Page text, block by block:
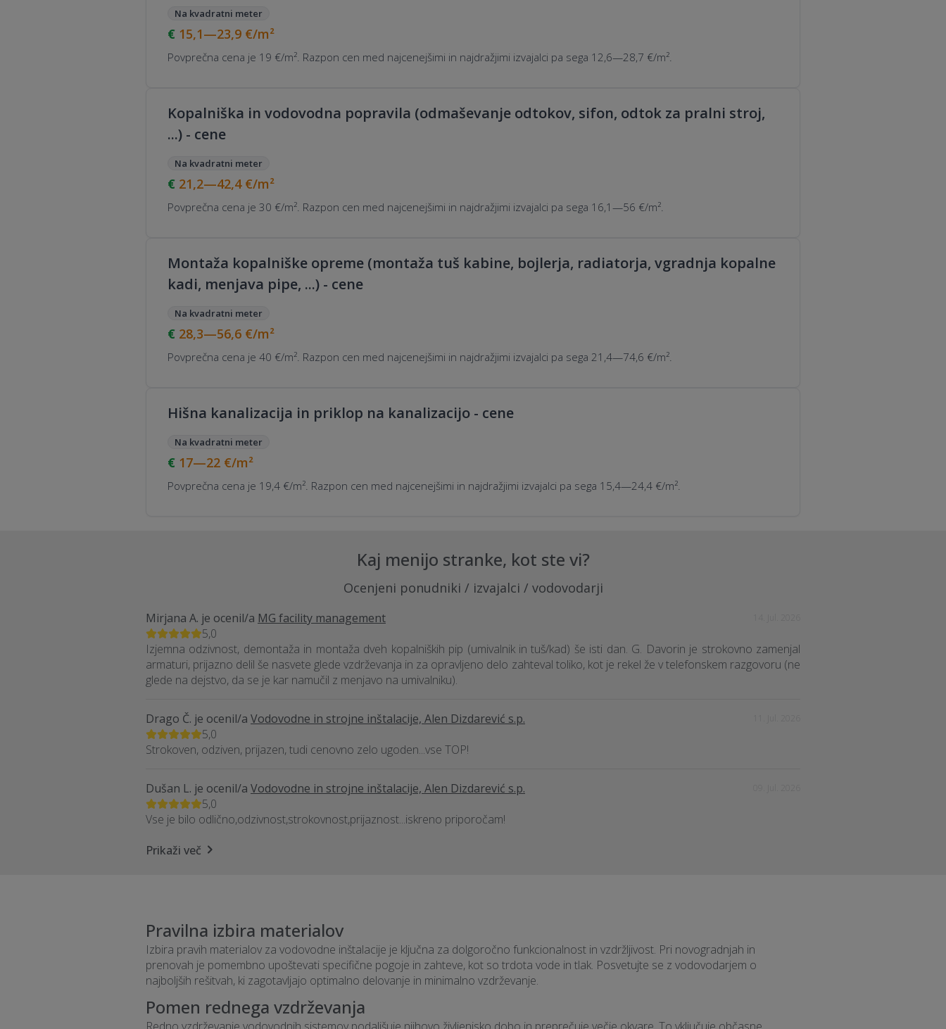
Na kvadratni meter
15,1—23,9 €/m²
Povprečna cena je 19 €/m². Razpon cen med najcenejšimi in najdražjimi izvajalci pa sega 12,6—28,7 €/m².
Kopalniška in vodovodna popravila (odmaševanje odtokov, sifon, odtok za pralni stroj,
...) - cene
Na kvadratni meter
21,2—42,4 €/m²
Povprečna cena je 30 €/m². Razpon cen med najcenejšimi in najdražjimi izvajalci pa sega 16,1—56 €/m².
Montaža kopalniške opreme (montaža tuš kabine, bojlerja, radiatorja, vgradnja kopalne
kadi, menjava pipe, ...) - cene
Na kvadratni meter
28,3—56,6 €/m²
Povprečna cena je 40 €/m². Razpon cen med najcenejšimi in najdražjimi izvajalci pa sega 21,4—74,6 €/m².
Hišna kanalizacija in priklop na kanalizacijo - cene
Na kvadratni meter
17—22 €/m²
Povprečna cena je 19,4 €/m². Razpon cen med najcenejšimi in najdražjimi izvajalci pa sega 15,4—24,4 €/m².
Kaj menijo stranke, kot ste vi?
Ocenjeni ponudniki / izvajalci / vodovodarji
Mirjana A. je ocenil/a MG facility management
5,0
Izjemna odzivnost, demontaža in montaža dveh kopalniških pip (umivalnik in tuš/kad) še isti dan. G. Davorin je strokovno zamenjal
armaturi, prijazno delil še nasvete glede vzdrževanja in za opravljeno delo zahteval toliko, kot je rekel že v telefonskem razgovoru (ne
glede na dejstvo, da se je kar namučil z menjavo na umivalniku).
Drago Č. je ocenil/a Vodovodne in strojne inštalacije, Alen Dizdarević s.p.
5,0
Strokoven, odziven, prijazen, tudi cenovno zelo ugoden...vse TOP!
Dušan L. je ocenil/a Vodovodne in strojne inštalacije, Alen Dizdarević s.p.
5,0
Vse je bilo odlično,odzivnost,strokovnost,prijaznost...iskreno priporočam!
Prikaži več
Pravilna izbira materialov
Izbira pravih materialov za vodovodne inštalacije je ključna za dolgoročno funkcionalnost in vzdržljivost. Pri novogradnjah in
prenovah je pomembno upoštevati specifične pogoje in zahteve, kot so trdota vode in tlak. Posvetujte se z vodovodarjem o
najboljših rešitvah, ki zagotavljajo optimalno delovanje in minimalno vzdrževanje.
Pomen rednega vzdrževanja